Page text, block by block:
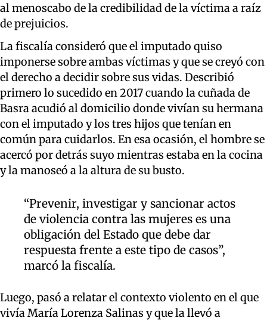
al menoscabo de la credibilidad de la víctima a raíz
de prejuicios.
La fiscalía consideró que el imputado quiso
imponerse sobre ambas víctimas y que se creyó con
el derecho a decidir sobre sus vidas. Describió
primero lo sucedido en 2017 cuando la cuñada de
Basra acudió al domicilio donde vivían su hermana
con el imputado y los tres hijos que tenían en
común para cuidarlos. En esa ocasión, el hombre se
acercó por detrás suyo mientras estaba en la cocina
y la manoseó a la altura de su busto.
“Prevenir, investigar y sancionar actos
de violencia contra las mujeres es una
obligación del Estado que debe dar
respuesta frente a este tipo de casos”,
marcó la fiscalía.
Luego, pasó a relatar el contexto violento en el que
vivía María Lorenza Salinas y que la llevó a